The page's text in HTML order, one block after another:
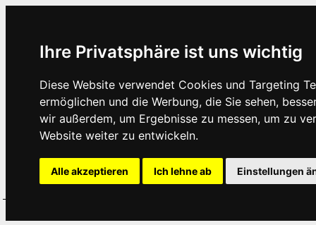
Ihre Privatsphäre ist uns wichtig
Diese Website verwendet Cookies und Targeting
ermöglichen und die Werbung, die Sie sehen,
wir außerdem, um Ergebnisse zu messen, um zu
Website weiter zu entwickeln.
Alle akzeptieren Ich lehne ab Einstellungen